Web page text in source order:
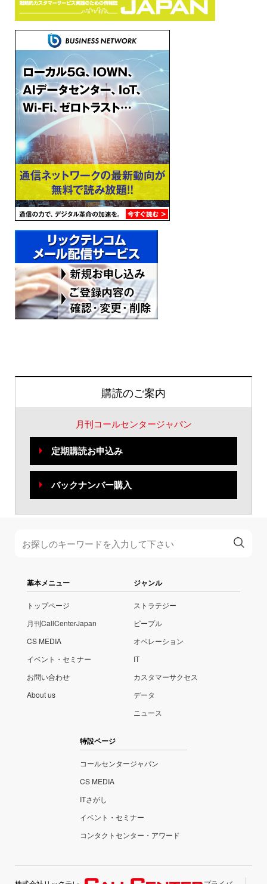
購読のご案内
月刊コールセンタージャパン
定期購読お申込み
バックナンバー購入
基本メニュー
トップページ
月刊CallCenterJapan
CS MEDIA
イベント・セミナー
お問い合わせ
About us
ジャンル
ストラテジー
ピープル
オペレーション
IT
カスタマーサクセス
データ
ニュース
特設ページ
コールセンタージャパン
CS MEDIA
ITさがし
イベント・セミナー
コンタクトセンター・アワード